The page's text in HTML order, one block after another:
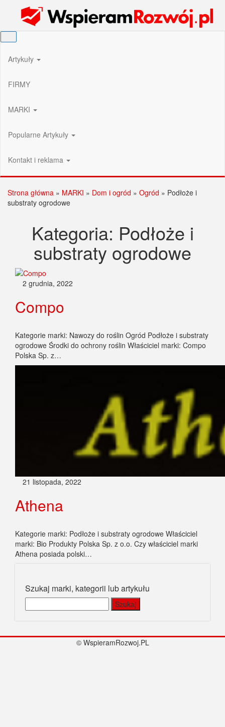
Wspieram Rozwój PL
Artykuły
FIRMY
MARKI
Popularne Artykuły
Kontakt i reklama
Strona główna » MARKI » Dom i ogród » Ogród » Podłoże i
substraty ogrodowe
Kategoria: Podłoże i
substraty ogrodowe
2 grudnia, 2022
Compo
Kategorie marki: Nawozy do roślin Ogród Podłoże i substraty
ogrodowe Środki do ochrony roślin Właściciel marki: Compo
Polska Sp. z…
21 listopada, 2022
Athena
Kategorie marki: Podłoże i substraty ogrodowe Właściciel
marki: Bio Produkty Polska Sp. z o.o. Czy właściciel marki
Athena posiada polski…
Szukaj marki, kategorii lub artykułu
© WspieramRozwoj.PL